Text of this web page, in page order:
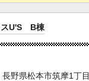
スU'S B棟
長野県松本市筑摩1丁目